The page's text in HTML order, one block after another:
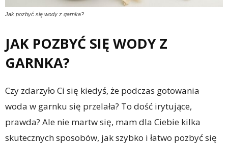
Jak pozbyć się wody z garnka?
JAK POZBYĆ SIĘ WODY Z
GARNKA?
Czy zdarzyło Ci się kiedyś, że podczas gotowania
woda w garnku się przelała? To dość irytujące,
prawda? Ale nie martw się, mam dla Ciebie kilka
skutecznych sposobów, jak szybko i łatwo pozbyć się